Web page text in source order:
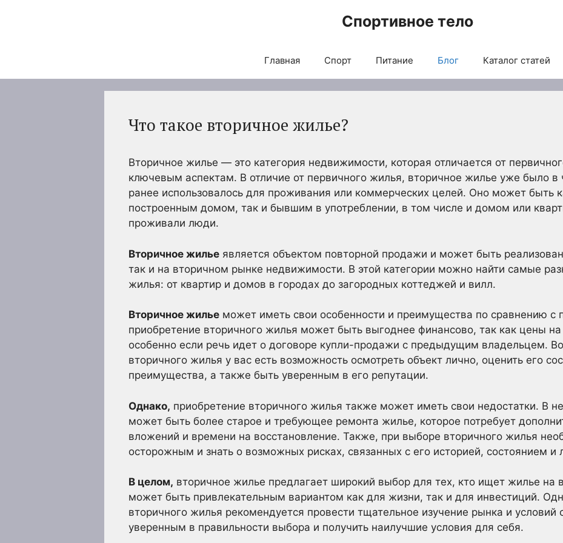
Спортивное тело
Главная Спорт Питание Блог Каталог статей
Что такое вторичное жилье?
Вторичное жилье — это категория недвижимости, которая отличается от
ключевым аспектам. В отличие от первичного жилья, вторичное жилье уже было в
ранее использовалось для проживания или коммерческих целей. Оно может быть
построенным домом, так и бывшим в употреблении, в том числе и домом или
проживали люди.
Вторичное жилье является объектом повторной продажи и может быть
так и на вторичном рынке недвижимости. В этой категории можно найти самые
жилья: от квартир и домов в городах до загородных коттеджей и вилл.
Вторичное жилье может иметь свои особенности и преимущества по сравнению
приобретение вторичного жилья может быть выгоднее финансово, так как цены
особенно если речь идет о договоре купли-продажи с предыдущим владельцем.
вторичного жилья у вас есть возможность осмотреть объект лично, оценить его
преимущества, а также быть уверенным в его репутации.
Однако, приобретение вторичного жилья также может иметь свои недостатки. В
может быть более старое и требующее ремонта жилье, которое потребует
вложений и времени на восстановление. Также, при выборе вторичного жилья
осторожным и знать о возможных рисках, связанных с его историей, состоянием и
В целом, вторичное жилье предлагает широкий выбор для тех, кто ищет жилье на
может быть привлекательным вариантом как для жизни, так и для инвестиций.
вторичного жилья рекомендуется провести тщательное изучение рынка и условий
уверенным в правильности выбора и получить наилучшие условия для себя.